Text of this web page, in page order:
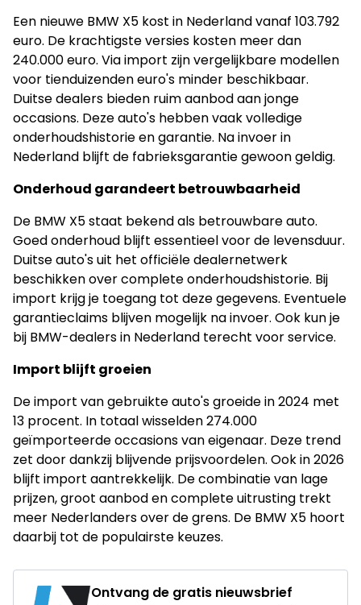
Een nieuwe BMW X5 kost in Nederland vanaf 103.792
euro. De krachtigste versies kosten meer dan
240.000 euro. Via import zijn vergelijkbare modellen
voor tienduizenden euro's minder beschikbaar.
Duitse dealers bieden ruim aanbod aan jonge
occasions. Deze auto's hebben vaak volledige
onderhoudshistorie en garantie. Na invoer in
Nederland blijft de fabrieksgarantie gewoon geldig.
Onderhoud garandeert betrouwbaarheid
De BMW X5 staat bekend als betrouwbare auto.
Goed onderhoud blijft essentieel voor de levensduur.
Duitse auto's uit het officiële dealernetwerk
beschikken over complete onderhoudshistorie. Bij
import krijg je toegang tot deze gegevens. Eventuele
garantieclaims blijven mogelijk na invoer. Ook kun je
bij BMW-dealers in Nederland terecht voor service.
Import blijft groeien
De import van gebruikte auto's groeide in 2024 met
13 procent. In totaal wisselden 274.000
geïmporteerde occasions van eigenaar. Deze trend
zet door dankzij blijvende prijsvoordelen. Ook in 2026
blijft import aantrekkelijk. De combinatie van lage
prijzen, groot aanbod en complete uitrusting trekt
meer Nederlanders over de grens. De BMW X5 hoort
daarbij tot de populairste keuzes.
Ontvang de gratis nieuwsbrief